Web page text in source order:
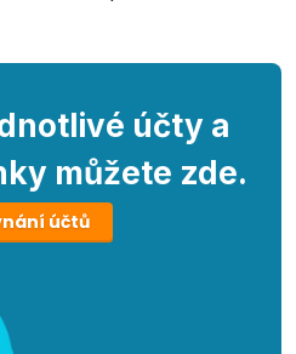
účty a
můžete zde.
účtů